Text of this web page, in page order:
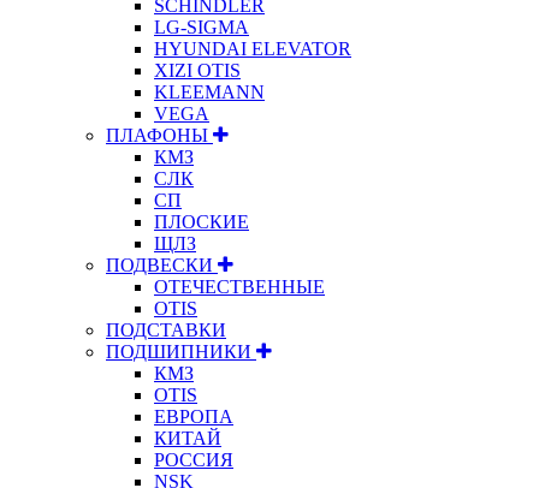
SCHINDLER
LG-SIGMA
HYUNDAI ELEVATOR
XIZI OTIS
KLEEMANN
VEGA
ПЛАФОНЫ
КМЗ
СЛК
СП
ПЛОСКИЕ
ЩЛЗ
ПОДВЕСКИ
ОТЕЧЕСТВЕННЫЕ
OTIS
ПОДСТАВКИ
ПОДШИПНИКИ
КМЗ
OTIS
ЕВРОПА
КИТАЙ
РОССИЯ
NSK